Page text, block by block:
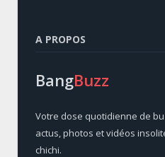
A PROPOS
BangBuzz
Votre dose quotidienne de
actus, photos et vidéos
chichi.